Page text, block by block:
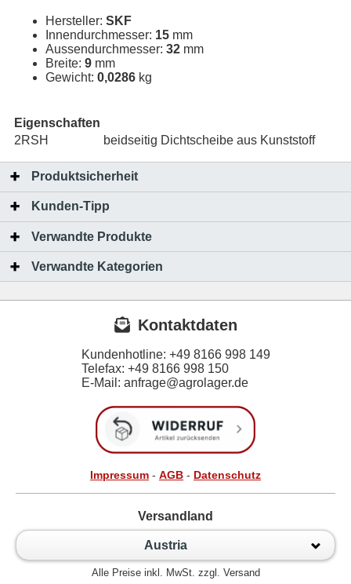
Hersteller: SKF
Innendurchmesser: 15 mm
Aussendurchmesser: 32 mm
Breite: 9 mm
Gewicht: 0,0286 kg
Eigenschaften
2RSH
beidseitig Dichtscheibe aus Kunststoff
Produktsicherheit
Kunden-Tipp
Verwandte Produkte
Verwandte Kategorien
Kontaktdaten
Kundenhotline: +49 8166 998 149
Telefax: +49 8166 998 150
E-Mail: anfrage@agrolager.de
Impressum - AGB - Datenschutz
Versandland
Austria
Alle Preise inkl. MwSt. zzgl. Versand